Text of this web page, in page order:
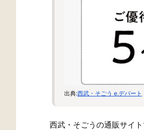
出典:西武・そごう e.デパート
西武・そごうの通販サイ